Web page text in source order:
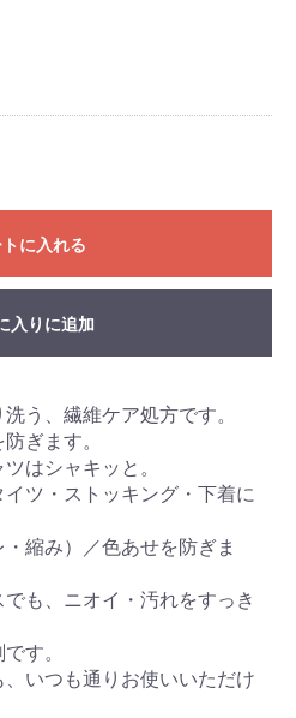
に入れる
入りに追加
う、繊維ケア処方です。
ぎます。
はシャキッと。
ツ・ストッキング・下着に
縮み）／色あせを防ぎま
も、ニオイ・汚れをすっき
す。
いつも通りお使いいただけ